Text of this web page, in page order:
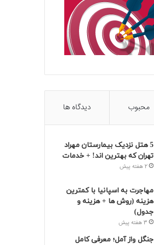
محبوب دیدگاه ها
5 هتل نزدیک بیمارستان مهراد
تهران که بهترین‌ اند! + خدمات
2 هفته پیش
مهاجرت به اسپانیا با کمترین
هزینه (روش ها + هزینه و
جدول)
3 هفته پیش
جنگل واز آمل؛ معرفی کامل